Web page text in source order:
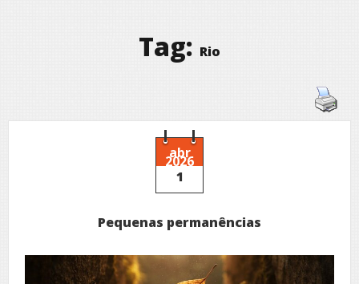
Tag: Rio
abr
2026
1
Pequenas permanências